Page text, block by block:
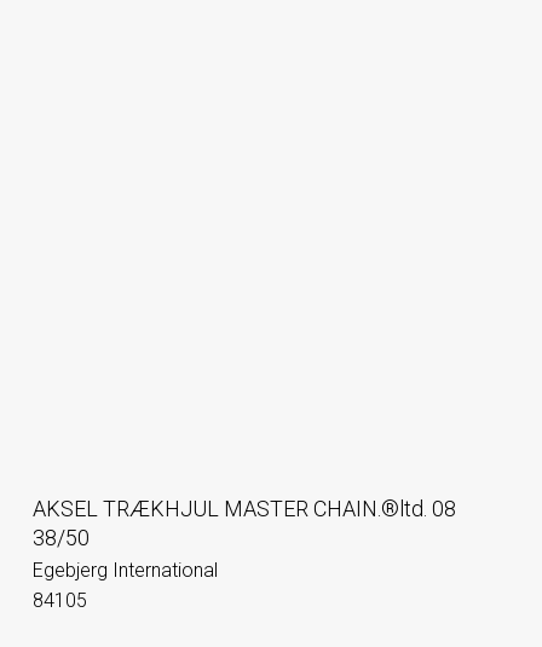
AKSEL TRÆKHJUL MASTER CHAIN.®ltd. 08
38/50
Egebjerg International
84105